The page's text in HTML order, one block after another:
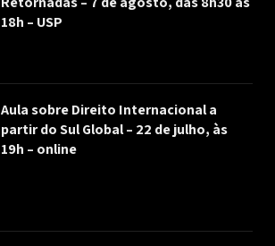
18h – USP
Aula sobre Direito Internacional a
partir do Sul Global – 22 de julho, às
19h – online